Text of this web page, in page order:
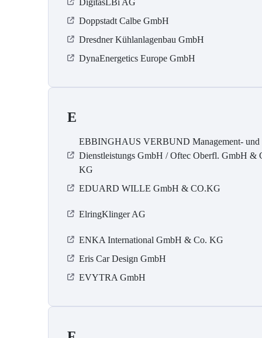
DigitasLBi AG
Doppstadt Calbe GmbH
Dresdner Kühlanlagenbau GmbH
DynaEnergetics Europe GmbH
E
EBBINGHAUS VERBUND Management- und
Dienstleistungs GmbH / Oftec Oberfl. GmbH &
KG
EDUARD WILLE GmbH & CO.KG
ElringKlinger AG
ENKA International GmbH & Co. KG
Eris Car Design GmbH
EVYTRA GmbH